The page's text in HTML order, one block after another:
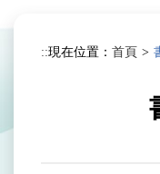
到
:::
現在位置： 首頁